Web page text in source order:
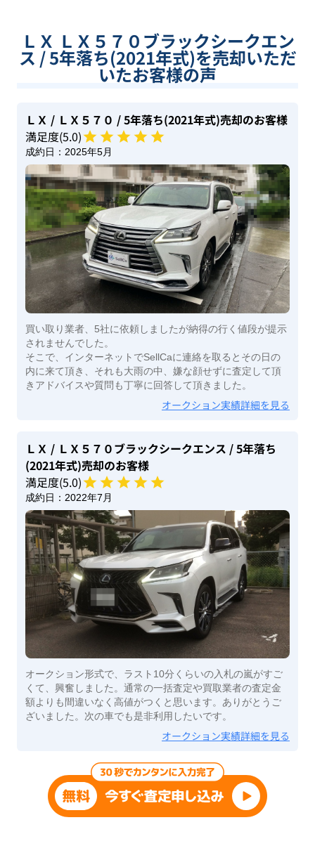
ＬＸ ＬＸ５７０ブラックシークエン
ス / 5年落ち(2021年式)を売却いただ
いたお客様の声
ＬＸ / ＬＸ５７０ / 5年落ち(2021年式)売却のお客様
満足度(5.0)
成約日： 2025年5月
買い取り業者、5社に依頼しましたが納得の行く値段が提示
されませんでした。
そこで、インターネットでSellCaに連絡を取るとその日の
内に来て頂き、それも大雨の中、嫌な顔せずに査定して頂
きアドバイスや質問も丁寧に回答して頂きました。
オークション実績詳細を見る
ＬＸ / ＬＸ５７０ブラックシークエンス / 5年落ち
(2021年式)売却のお客様
満足度(5.0)
成約日： 2022年7月
オークション形式で、ラスト10分くらいの入札の嵐がすご
くて、興奮しました。通常の一括査定や買取業者の査定金
額よりも間違いなく高値がつくと思います。ありがとうご
ざいました。次の車でも是非利用したいです。
オークション実績詳細を見る